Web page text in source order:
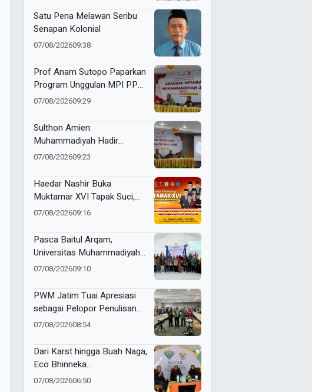
Satu Pena Melawan Seribu
Senapan Kolonial
07/08/202609:38
Prof Anam Sutopo Paparkan
Program Unggulan MPI PP
Muhammadiyah
07/08/202609:29
Sulthon Amien:
Muhammadiyah Hadir
Luruskan Akidah
07/08/202609:23
Haedar Nashir Buka
Muktamar XVI Tapak Suci,
Sejumlah Menteri dan Kapolri
07/08/202609:16
Pasca Baitul Arqam,
Universitas Muhammadiyah
Papua Barat Kawal RTL
07/08/202609:10
PWM Jatim Tuai Apresiasi
sebagai Pelopor Penulisan
Sejarah Muhammadiyah
07/08/202608:54
Dari Karst hingga Buah Naga,
Eco Bhinneka
Muhammadiyah Tunjukkan
07/08/202606:50